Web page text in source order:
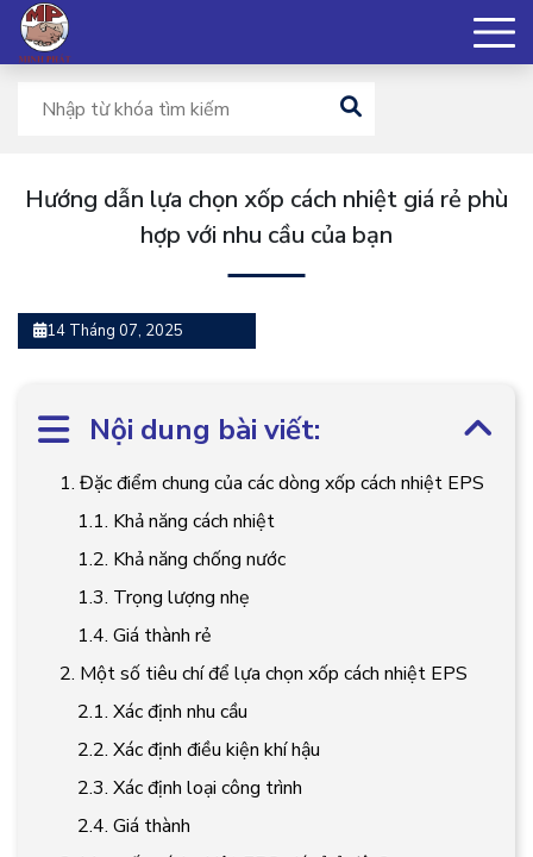
Hướng dẫn lựa chọn xốp cách nhiệt giá rẻ phù
hợp với nhu cầu của bạn
14 Tháng 07, 2025
Nội dung bài viết:
1. Đặc điểm chung của các dòng xốp cách nhiệt EPS
1.1. Khả năng cách nhiệt
1.2. Khả năng chống nước
1.3. Trọng lượng nhẹ
1.4. Giá thành rẻ
2. Một số tiêu chí để lựa chọn xốp cách nhiệt EPS
2.1. Xác định nhu cầu
2.2. Xác định điều kiện khí hậu
2.3. Xác định loại công trình
2.4. Giá thành